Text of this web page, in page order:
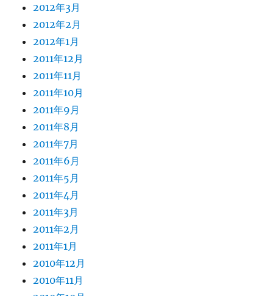
2012年3月
2012年2月
2012年1月
2011年12月
2011年11月
2011年10月
2011年9月
2011年8月
2011年7月
2011年6月
2011年5月
2011年4月
2011年3月
2011年2月
2011年1月
2010年12月
2010年11月